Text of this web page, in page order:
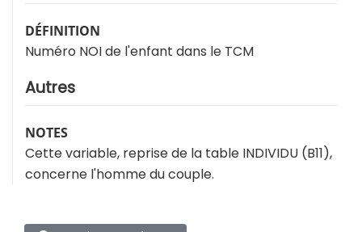
DÉFINITION
Numéro NOI de l'enfant dans le TCM
Autres
NOTES
Cette variable, reprise de la table INDIVIDU (B11),
concerne l'homme du couple.